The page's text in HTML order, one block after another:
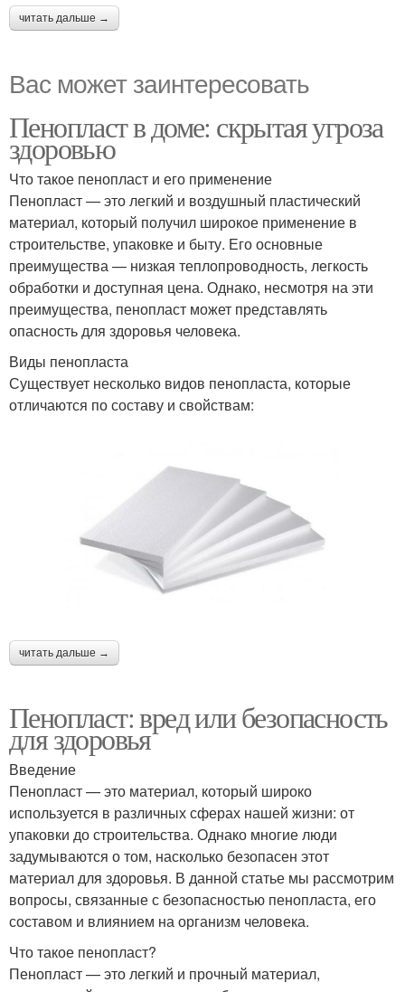
читать дальше →
Вас может заинтересовать
Пенопласт в доме: скрытая угроза
здоровью
Что такое пенопласт и его применение
Пенопласт — это легкий и воздушный пластический
материал, который получил широкое применение в
строительстве, упаковке и быту. Его основные
преимущества — низкая теплопроводность, легкость
обработки и доступная цена. Однако, несмотря на эти
преимущества, пенопласт может представлять
опасность для здоровья человека.
Виды пенопласта
Существует несколько видов пенопласта, которые
отличаются по составу и свойствам:
читать дальше →
Пенопласт: вред или безопасность
для здоровья
Введение
Пенопласт — это материал, который широко
используется в различных сферах нашей жизни: от
упаковки до строительства. Однако многие люди
задумываются о том, насколько безопасен этот
материал для здоровья. В данной статье мы рассмотрим
вопросы, связанные с безопасностью пенопласта, его
составом и влиянием на организм человека.
Что такое пенопласт?
Пенопласт — это легкий и прочный материал,